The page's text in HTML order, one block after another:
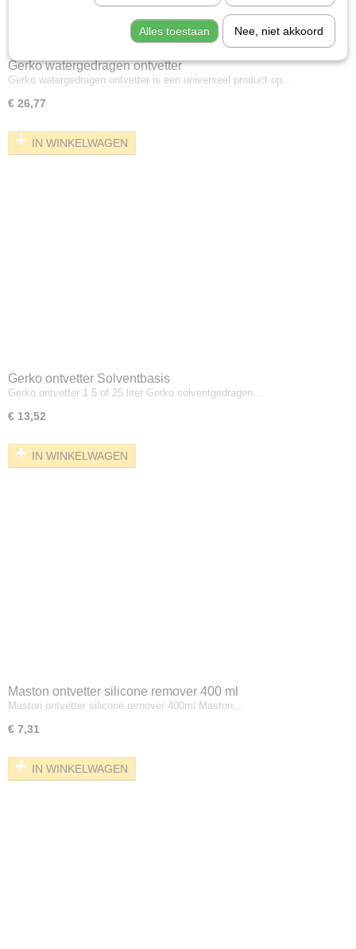
Gerko watergedragen ontvetter
Gerko watergedragen ontvetter is een universeel product op…
€ 26,77
IN WINKELWAGEN
Gerko ontvetter Solventbasis
Gerko ontvetter 1 5 of 25 liter Gerko solventgedragen…
€ 13,52
IN WINKELWAGEN
Maston ontvetter silicone remover 400 ml
Maston ontvetter silicone remover 400ml Maston…
€ 7,31
IN WINKELWAGEN
Alles toestaan Nee, niet akkoord